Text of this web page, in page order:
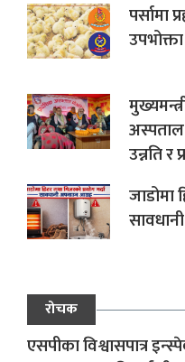
पर्सामा
अस्पताल
उन्नति र
जाडोमा
रोचक
एसपीका विश्वासपात्र